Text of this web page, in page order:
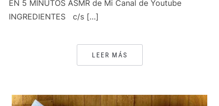
EN 5 MINUTOS ASMR de Mi Canal de Youtube
INGREDIENTES c/s […]
LEER MÁS